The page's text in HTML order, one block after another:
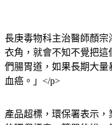
長庚毒物科主治醫師顏
衣角，就會不知不覺把
們腸胃道，如果長期大
血癌。」</p>
產品超標，環保署表示